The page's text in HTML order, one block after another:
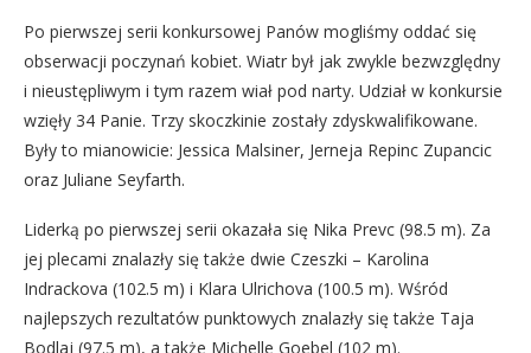
Po pierwszej serii konkursowej Panów mogliśmy oddać się
obserwacji poczynań kobiet. Wiatr był jak zwykle bezwzględny
i nieustępliwym i tym razem wiał pod narty. Udział w konkursie
wzięły 34 Panie. Trzy skoczkinie zostały zdyskwalifikowane.
Były to mianowicie: Jessica Malsiner, Jerneja Repinc Zupancic
oraz Juliane Seyfarth.
Liderką po pierwszej serii okazała się Nika Prevc (98.5 m). Za
jej plecami znalazły się także dwie Czeszki – Karolina
Indrackova (102.5 m) i Klara Ulrichova (100.5 m). Wśród
najlepszych rezultatów punktowych znalazły się także Taja
Bodlaj (97.5 m), a także Michelle Goebel (102 m).